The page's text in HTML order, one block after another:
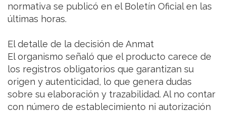
normativa se publicó en el Boletín Oficial en las
últimas horas.
El detalle de la decisión de Anmat
El organismo señaló que el producto carece de
los registros obligatorios que garantizan su
origen y autenticidad, lo que genera dudas
sobre su elaboración y trazabilidad. Al no contar
con número de establecimiento ni autorización